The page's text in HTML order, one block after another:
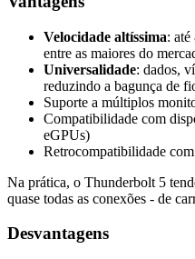
Velocidade altíssima:
entre as maiores do
Universalidade: dados,
reduzindo a bagunça de
Suporte a múltiplos
Compatibilidade com
eGPUs)
Retrocompatibilidade
Na prática, o Thunderbolt 5
quase todas as conexões - de
Desvantagens